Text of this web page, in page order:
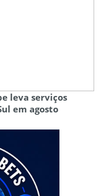
leva serviços
em agosto